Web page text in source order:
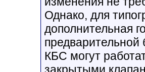
Однако, для
дополнительная
КБС могут
закрытыми